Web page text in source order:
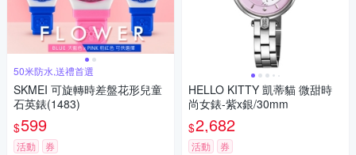
50米防水,送禮首選
SKMEI 可旋轉時差盤花形兒童
石英錶(1483)
$599
活動 券
HELLO KITTY 凱蒂貓 微甜時
尚女錶-紫x銀/30mm
$2,682
活動 券